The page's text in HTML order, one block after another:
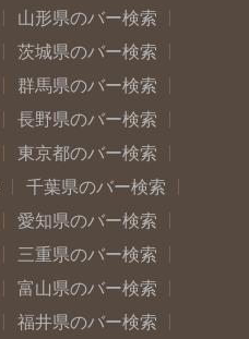
山形県のバー検索
茨城県のバー検索
群馬県のバー検索
長野県のバー検索
東京都のバー検索
千葉県のバー検索
愛知県のバー検索
三重県のバー検索
富山県のバー検索
福井県のバー検索